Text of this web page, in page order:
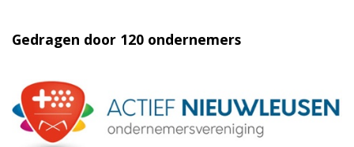
Gedragen door 120 ondernemers